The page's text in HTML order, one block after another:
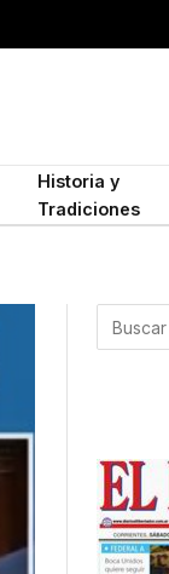
Historia y
Tradiciones